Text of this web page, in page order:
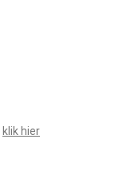
klik hier